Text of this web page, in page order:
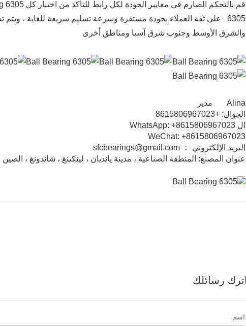
6305 على ثقة العملاء بجودة مستقرة وسرعة تسليم سريعة للغاية ،
والشرق الأوسط وجنوب شرق آسيا ومناطق أخرى
Alina
مدير
الجوال: +8615806967023
ال WhatsApp: +8615806967023
WeChat: +8615806967023
البريد الإلكتروني ： sfcbearings@gmail.com
عنوان المصنع: المنطقة الصناعية ، مدينة يانديان ، لينكينغ ، شاندونغ ، الصين
اترك رسائلك
اسم